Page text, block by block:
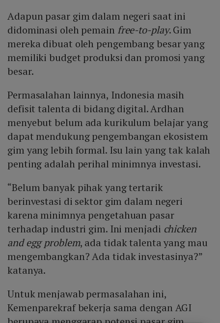
Adapun pasar gim dalam negeri saat ini
didominasi oleh pemain free-to-play. Gim
mereka dibuat oleh pengembang besar yang
memiliki budget produksi dan promosi yang
besar.
Permasalahan lainnya, Indonesia masih
defisit talenta di bidang digital. Ardhan
menyebut belum ada kurikulum belajar yang
dapat mendukung pengembangan ekosistem
gim yang lebih formal. Isu lain yang tak kalah
penting adalah perihal minimnya investasi.
“Belum banyak pihak yang tertarik
berinvestasi di sektor gim dalam negeri
karena minimnya pengetahuan pasar
terhadap industri gim. Ini menjadi chicken
and egg problem, ada tidak talenta yang mau
mengembangkan? Ada tidak investasinya?”
katanya.
Untuk menjawab permasalahan ini,
Kemenparekraf bekerja sama dengan AGI